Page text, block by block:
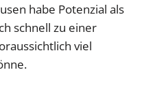
habe Potenzial als
schnell zu einer
viel